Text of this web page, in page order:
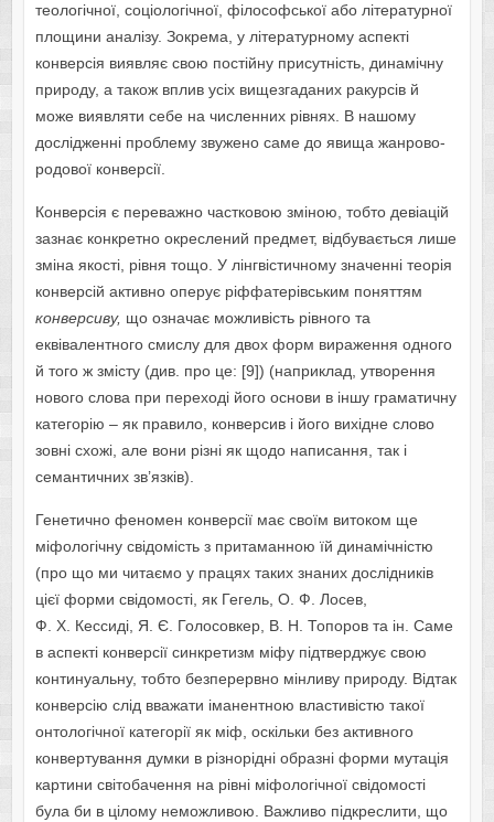
теологічної, соціологічної, філософської або літературної
площини аналізу. Зокрема, у літературному аспекті
конверсія виявляє свою постійну присутність, динамічну
природу, а також вплив усіх вищезгаданих ракурсів й
може виявляти себе на численних рівнях. В нашому
дослідженні проблему звужено саме до явища жанрово-
родової конверсії.
Конверсія є переважно частковою зміною, тобто девіацій
зазнає конкретно окреслений предмет, відбувається лише
зміна якості, рівня тощо. У лінгвістичному значенні теорія
конверсій активно оперує ріффатерівським поняттям
конверсиву, що означає можливість рівного та
еквівалентного смислу для двох форм вираження одного
й того ж змісту (див. про це: [9]) (наприклад, утворення
нового слова при переході його основи в іншу граматичну
категорію – як правило, конверсив і його вихідне слово
зовні схожі, але вони різні як щодо написання, так і
семантичних зв’язків).
Генетично феномен конверсії має своїм витоком ще
міфологічну свідомість з притаманною їй динамічністю
(про що ми читаємо у працях таких знаних дослідників
цієї форми свідомості, як Гегель, О. Ф. Лосев,
Ф. Х. Кессиді, Я. Є. Голосовкер, В. Н. Топоров та ін. Саме
в аспекті конверсії синкретизм міфу підтверджує свою
континуальну, тобто безперервно мінливу природу. Відтак
конверсію слід вважати іманентною властивістю такої
онтологічної категорії як міф, оскільки без активного
конвертування думки в різнорідні образні форми мутація
картини світобачення на рівні міфологічної свідомості
була би в цілому неможливою. Важливо підкреслити, що